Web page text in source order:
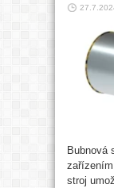
Bubnová
stroj